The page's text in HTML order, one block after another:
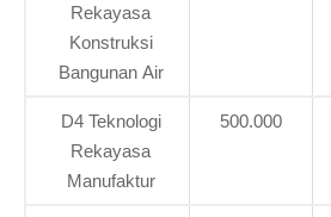
Rekayasa
Konstruksi
Bangunan Air
D4 Teknologi
Rekayasa
Manufaktur
500.000